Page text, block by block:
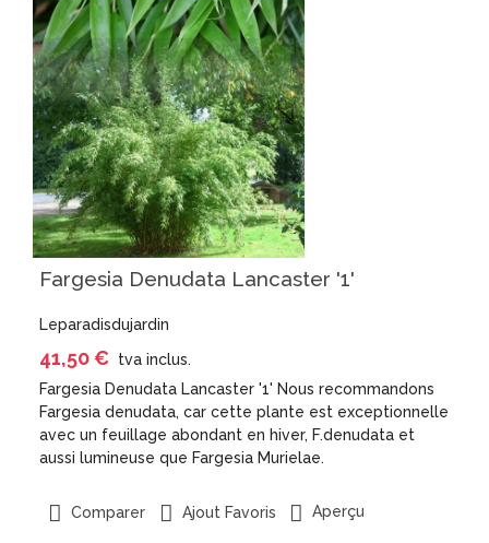
Fargesia Denudata Lancaster '1'
Leparadisdujardin
41,50 € tva inclus.
Fargesia Denudata Lancaster '1' Nous recommandons
Fargesia denudata, car cette plante est exceptionnelle
avec un feuillage abondant en hiver, F.denudata et
aussi lumineuse que Fargesia Murielae.
Comparer Ajout Favoris Aperçu